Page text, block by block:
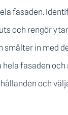
fasaden.
och rengör
in med
fasaden
och